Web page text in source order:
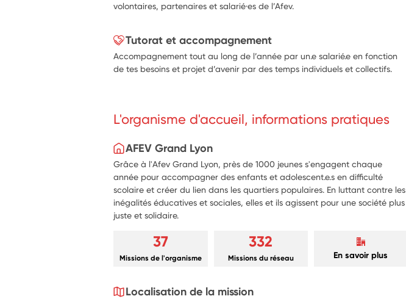
volontaires, partenaires et salarié·es de l’Afev.
Tutorat et accompagnement
Accompagnement tout au long de l’année par un.e salarié.e en fonction
de tes besoins et projet d’avenir par des temps individuels et collectifs.
L'organisme d'accueil, informations pratiques
AFEV Grand Lyon
Grâce à l'Afev Grand Lyon, près de 1000 jeunes s'engagent chaque
année pour accompagner des enfants et adolescent.e.s en difficulté
scolaire et créer du lien dans les quartiers populaires. En luttant contre les
inégalités éducatives et sociales, elles et ils agissent pour une société plus
juste et solidaire.
37
Missions de l'organisme
332
Missions du réseau En savoir plus
Localisation de la mission